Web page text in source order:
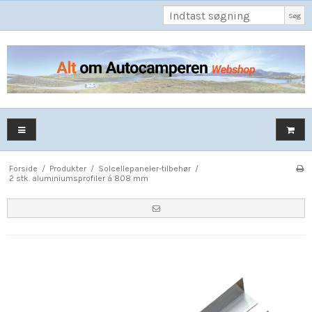
Søg
Forside / Produkter / Solcellepaneler-tilbehør /
2 stk. aluminiumsprofiler á 808 mm